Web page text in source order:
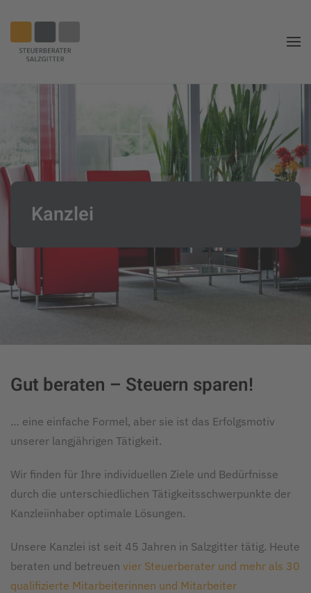
Zum
Hauptinhalt
Kanzlei
Gut beraten – Steuern sparen!
… eine einfache Formel, aber sie ist das Erfolgsmotiv
unserer langjährigen Tätigkeit.
Wir finden für Ihre individuellen Ziele und Bedürfnisse
durch die unterschiedlichen Tätigkeitsschwerpunkte der
Kanzleiinhaber optimale Lösungen.
Unsere Kanzlei ist seit 45 Jahren in Salzgitter tätig. Heute
beraten und betreuen vier Steuerberater und mehr als 30
qualifizierte Mitarbeiterinnen und Mitarbeiter